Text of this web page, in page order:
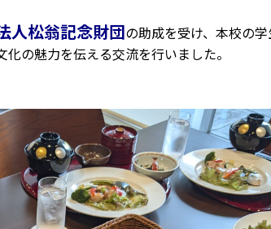
人松翁記念財団の助成を受け、本校の
の魅力を伝える交流を行いました。